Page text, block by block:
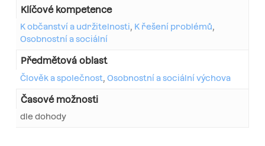
Klíčové kompetence
K občanství a udržitelnosti, K řešení problémů,
Osobnostní a sociální
Předmětová oblast
Člověk a společnost, Osobnostní a sociální výchova
Časové možnosti
dle dohody